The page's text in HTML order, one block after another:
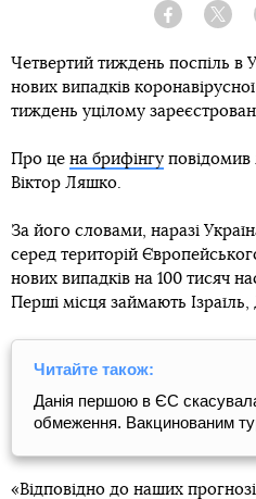
Facebook
Четвертий тиждень поспіль в
нових випадків
тиждень уцілому
Про це на брифінгу повідомив
Віктор Ляшко.
За його словами, наразі
серед територій
нових випадків на 100 тисяч
Перші місця займають Ізраїль,
Читайте також:
Данія першою в ЄС скасувала
обмеження. Вакцинованим
«Відповідно до наших